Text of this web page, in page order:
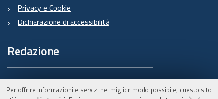
Per offrire informazioni e servizi nel miglior modo possibile, questo sito
Privacy e Cookie
Dichiarazione di accessibilità
Redazione
Informazioni sul Burert